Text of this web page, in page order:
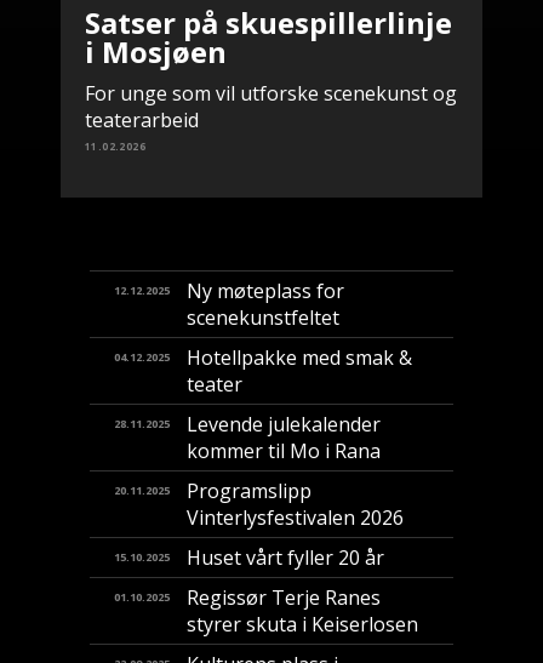
Satser på skuespillerlinje
i Mosjøen
For unge som vil utforske scenekunst og
teaterarbeid
11.02.2026
12.12.2025
Ny møteplass for
scenekunstfeltet
04.12.2025
Hotellpakke med smak &
teater
28.11.2025
Levende julekalender
kommer til Mo i Rana
20.11.2025
Programslipp
Vinterlysfestivalen 2026
15.10.2025 Huset vårt fyller 20 år
01.10.2025
Regissør Terje Ranes
styrer skuta i Keiserlosen